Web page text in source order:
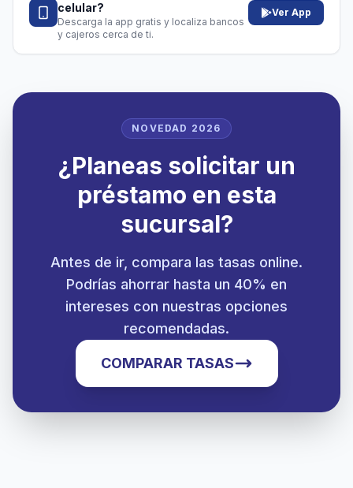
celular?
Descarga la app gratis y localiza bancos
y cajeros cerca de ti.
Ver App
NOVEDAD 2026
¿Planeas solicitar un
préstamo en esta
sucursal?
Antes de ir, compara las tasas online.
Podrías ahorrar hasta un 40% en
intereses con nuestras opciones
recomendadas.
COMPARAR TASAS